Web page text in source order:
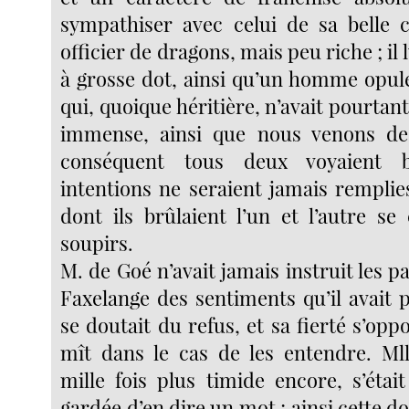
sympathiser avec celui de sa belle
officier de dragons, mais peu riche ;
à grosse dot, ainsi qu’un homme
qui, quoique héritière, n’avait
immense, ainsi que nous venons
conséquent tous deux voyaient
intentions ne seraient jamais
dont ils brûlaient l’un et l’autre se
soupirs.
M. de Goé n’avait jamais instruit les
Faxelange des sentiments qu’il
se doutait du refus, et sa fierté
mît dans le cas de les entendre.
mille fois plus timide encore,